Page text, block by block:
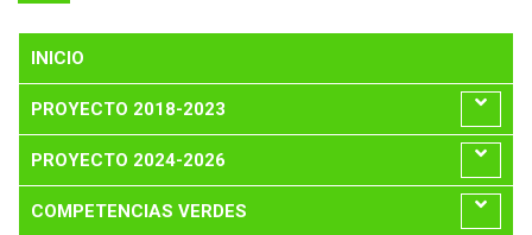
INICIO
PROYECTO 2018-2023
PROYECTO 2024-2026
COMPETENCIAS VERDES